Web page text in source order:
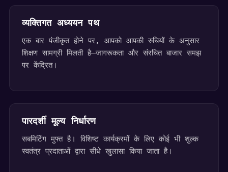
व्यक्तिगत अध्ययन पथ
एक बार पंजीकृत होने पर, आपको आपकी रुचियों के अनुसार
शिक्षण सामग्री मिलती है—जागरूकता और संरचित बाजार समझ
पर केंद्रित।
पारदर्शी मूल्य निर्धारण
सबमिटिंग मुफ्त है। विशिष्ट कार्यक्रमों के लिए कोई भी शुल्क
स्वतंत्र प्रदाताओं द्वारा सीधे खुलासा किया जाता है।